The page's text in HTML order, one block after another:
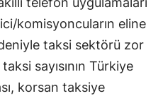
komisyoncuların eline
taksi sektörü zor
sayısının Türkiye
korsan taksiye